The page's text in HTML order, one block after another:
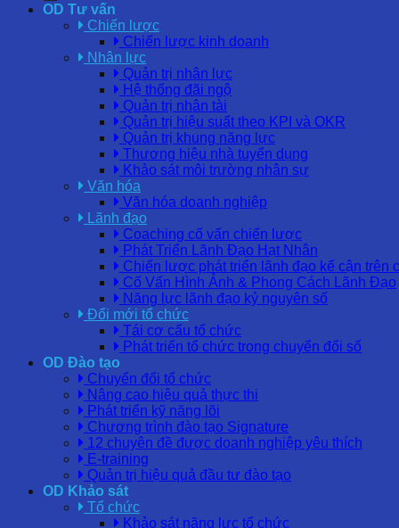
OD Tư vấn
Chiến lược
Chiến lược kinh doanh
Nhân lực
Quản trị nhân lực
Hệ thống đãi ngộ
Quản trị nhân tài
Quản trị hiệu suất theo KPI và OKR
Quản trị khung năng lực
Thương hiệu nhà tuyển dụng
Khảo sát môi trường nhân sự
Văn hóa
Văn hóa doanh nghiệp
Lãnh đạo
Coaching cố vấn chiến lược
Phát Triển Lãnh Đạo Hạt Nhân
Chiến lược phát triển lãnh đạo kế cận trên
Cố Vấn Hình Ảnh & Phong Cách Lãnh Đạo
Năng lực lãnh đạo kỷ nguyên số
Đổi mới tổ chức
Tái cơ cấu tổ chức
Phát triển tổ chức trong chuyển đổi số
OD Đào tạo
Chuyển đổi tổ chức
Nâng cao hiệu quả thực thi
Phát triển kỹ năng lõi
Chương trình đào tạo Signature
12 chuyên đề được doanh nghiệp yêu thích
E-training
Quản trị hiệu quả đầu tư đào tạo
OD Khảo sát
Tổ chức
Khảo sát năng lực tổ chức